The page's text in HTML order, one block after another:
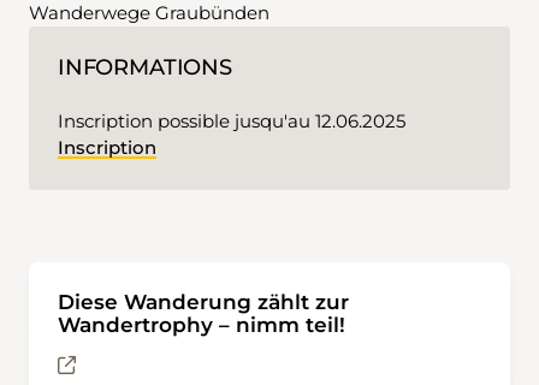
Wanderwege Graubünden
INFORMATIONS
Inscription possible jusqu'au 12.06.2025
Inscription
Diese Wanderung zählt zur
Wandertrophy – nimm teil!